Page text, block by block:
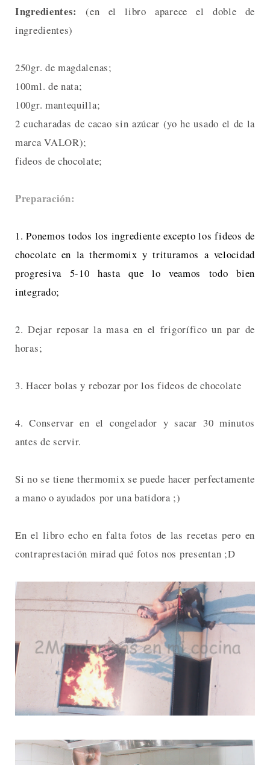
Ingredientes:(en el libro aparece el doble de
ingredientes)
250gr. de magdalenas;
100ml. de nata;
100gr. mantequilla;
2 cucharadas de cacao sin azúcar (yo he usado el de la
marca VALOR);
fideos de chocolate;
Preparación:
1. Ponemos todos los ingrediente excepto los fideos de
chocolate en la thermomix y trituramos a velocidad
progresiva 5-10 hasta que lo veamos todo bien
integrado;
2. Dejar reposar la masa en el frigorífico un par de
horas;
3. Hacer bolas y rebozar por los fideos de chocolate
4. Conservar en el congelador y sacar 30 minutos
antes de servir.
Si no se tiene thermomix se puede hacer perfectamente
a mano o ayudados por una batidora ;)
En el libro echo en falta fotos de las recetas pero en
contraprestación mirad qué fotos nos presentan ;D